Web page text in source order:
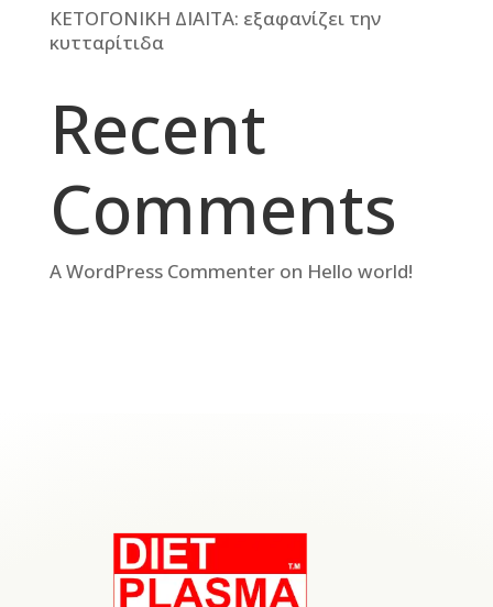
ΚΕΤΟΓΟΝΙΚΗ ΔΙΑΙΤΑ: εξαφανίζει την
κυτταρίτιδα
Recent
Comments
A WordPress Commenteron Hello world!